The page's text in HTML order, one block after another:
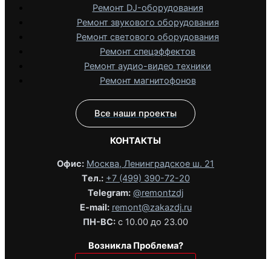
Ремонт DJ-оборудования
Ремонт звукового оборудования
Ремонт светового оборудования
Ремонт спецэффектов
Ремонт аудио-видео техники
Ремонт магнитофонов
Все наши проекты
КОНТАКТЫ
Офис: Москва, Ленинградское ш. 21
Tел.: +7 (499) 390-72-20
Telegram: @remontzdj‬
E-mail: remont@zakazdj.ru
ПН-ВС: с 10.00 до 23.00
Возникла Проблема?